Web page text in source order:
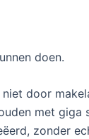
doen.
door
met giga
zonder